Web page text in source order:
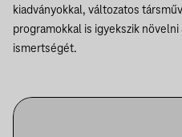
kiadványokkal, változatos
programokkal is igyekszik
ismertségét.